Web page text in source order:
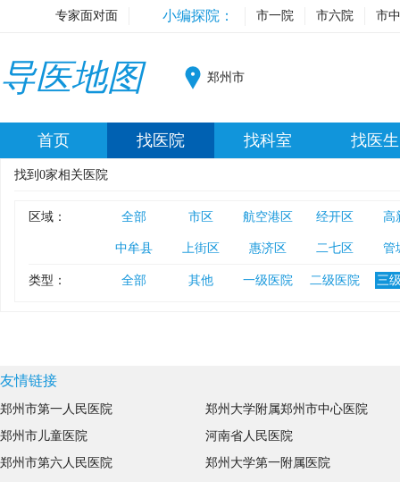
专家面对面 小编探院： 市一院 市六院 市
导医地图 郑州市
首页 找医院 找科室 找医生
找到 0家相关医院
区域： 全部 市区 航空港区 经开区 高
中牟县 上街区 惠济区 二七区 管
类型： 全部 其他 一级医院 二级医院 三
友情链接
郑州市第一人民医院
郑州市儿童医院
郑州市第六人民医院
郑州大学附属郑州市中心医院
河南省人民医院
郑州大学第一附属医院